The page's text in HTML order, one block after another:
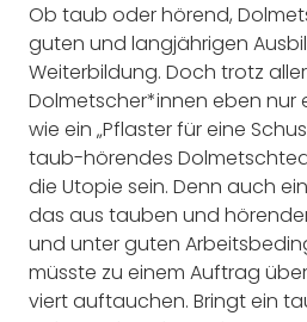
Ob taub oder hörend,
guten und langjährigen
Weiterbildung. Doch trotz
Dolmetscher*innen eben nur
wie ein „Pflaster für eine
taub-hörendes
die Utopie sein. Denn auch
das aus tauben und
und unter guten
müsste zu einem Auftrag
viert auftauchen. Bringt ein